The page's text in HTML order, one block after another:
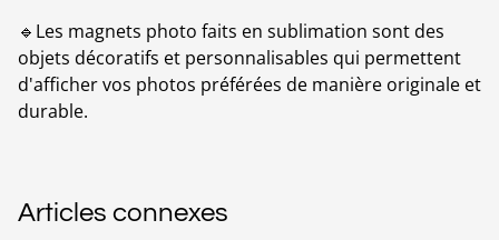
🔹Les magnets photo faits en sublimation sont des
objets décoratifs et personnalisables qui permettent
d'afficher vos photos préférées de manière originale et
durable.
Articles connexes